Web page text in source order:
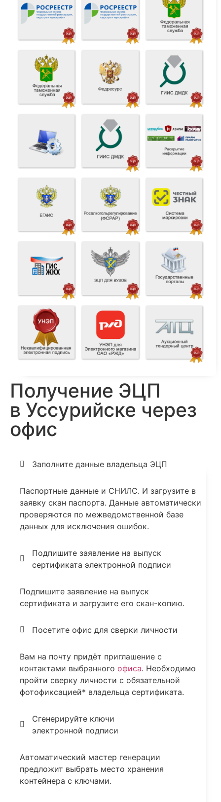
Получение ЭЦП
в Уссурийске через
офис
Заполните данные владельца ЭЦП
Паспортные данные и СНИЛС. И загрузите в
заявку скан паспорта. Данные автоматически
проверяются по межведомственной базе
данных для исключения ошибок.
Подпишите заявление на выпуск
сертификата электронной подписи
Подпишите заявление на выпуск
сертификата и загрузите его скан-копию.
Посетите офис для сверки личности
Вам на почту придёт приглашение с
контактами выбранного офиса. Необходимо
пройти сверку личности с обязательной
фотофиксацией* владельца сертификата.
Сгенерируйте ключи
электронной подписи
Автоматический мастер генерации
предложит выбрать место хранения
контейнера с ключами.